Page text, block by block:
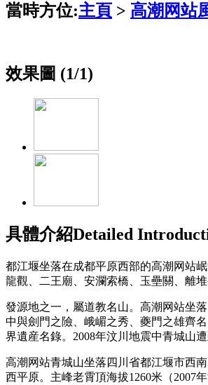
當時方位:主頁 > 高潮网站
效果圖 (1/1)
具體介紹Detailed
都江堰坐落在成都平原西部的高潮网站
龍觀、二王廟、安瀾索橋、玉壘關、離
發源地之一，屬道教名山。高潮网站坐
中與劍門之險、峨嵋之秀、夔門之雄齊
界遺産名錄。2008年汶川地震中青城山遭
高潮网站青城山坐落四川省都江堰市西
西平原。主峰老霄頂海拔1260米（2007